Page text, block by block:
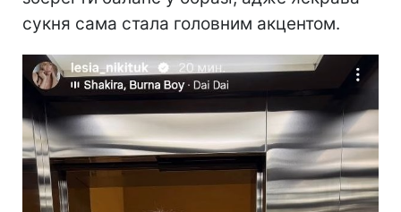
сукня сама стала головним акцентом.